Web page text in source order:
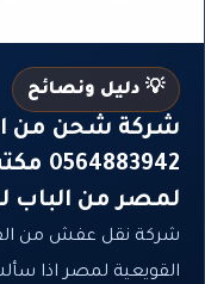
💡 دليل ونصائح
شركة شحن من
لمصر من الباب
شركة نقل عفش من
القويعية لمصر اذا